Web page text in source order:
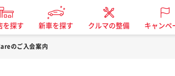
を探す 新車を探す クルマの整備 キャンペ
のご入会案内